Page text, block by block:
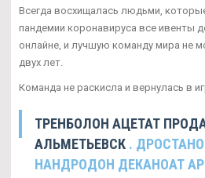
Всегда восхищалась людьми,
пандемии коронавируса все ивенты
онлайне, и лучшую команду мира не
двух лет.
Команда не раскисла и вернулась в
ТРЕНБОЛОН АЦЕТАТ
АЛЬМЕТЬЕВСК .
НАНДРОДОН ДЕКАНОАТ